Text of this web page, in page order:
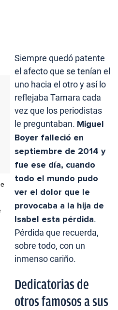
Siempre quedó patente
el afecto que se tenían el
uno hacia el otro y así lo
reflejaba Tamara cada
vez que los periodistas
le preguntaban. Miguel
Boyer falleció en
septiembre de 2014 y
fue ese día, cuando
todo el mundo pudo
ver el dolor que le
provocaba a la hija de
Isabel esta pérdida.
Pérdida que recuerda,
sobre todo, con un
inmenso cariño.
Dedicatorias de
otros famosos a sus